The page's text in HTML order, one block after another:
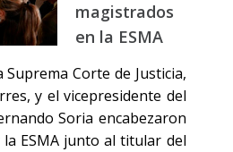
magistrados
en la ESMA
Suprema Corte de Justicia,
y el vicepresidente del
Soria encabezaron
ESMA junto al titular del